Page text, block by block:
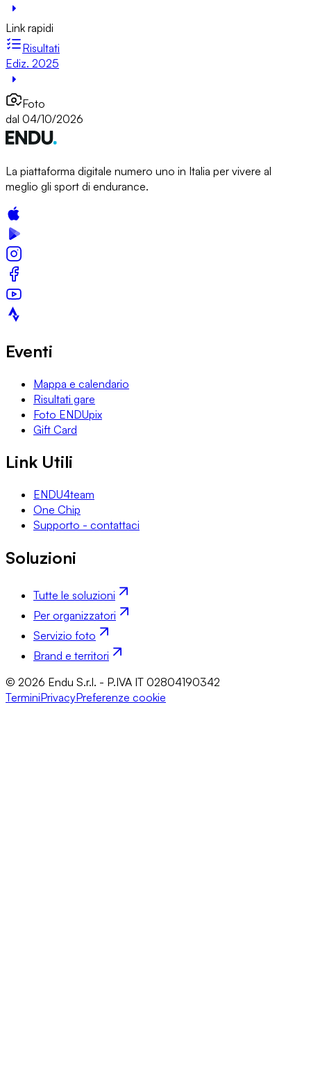
Link rapidi
Risultati
Ediz. 2025
Foto
dal 04/10/2026
La piattaforma digitale numero uno in Italia per vivere al
meglio gli sport di endurance.
Eventi
Mappa e calendario
Risultati gare
Foto ENDUpix
Gift Card
Link Utili
ENDU4team
One Chip
Supporto - contattaci
Soluzioni
Tutte le soluzioni
Per organizzatori
Servizio foto
Brand e territori
© 2026 Endu S.r.l. - P.IVA IT 02804190342
TerminiPrivacyPreferenze cookie